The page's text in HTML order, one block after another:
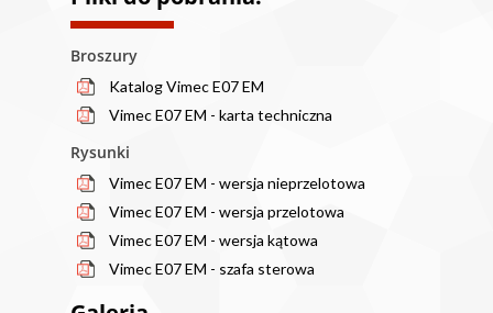
Broszury
Katalog Vimec E07 EM
Vimec E07 EM - karta techniczna
Rysunki
Vimec E07 EM - wersja nieprzelotowa
Vimec E07 EM - wersja przelotowa
Vimec E07 EM - wersja kątowa
Vimec E07 EM - szafa sterowa